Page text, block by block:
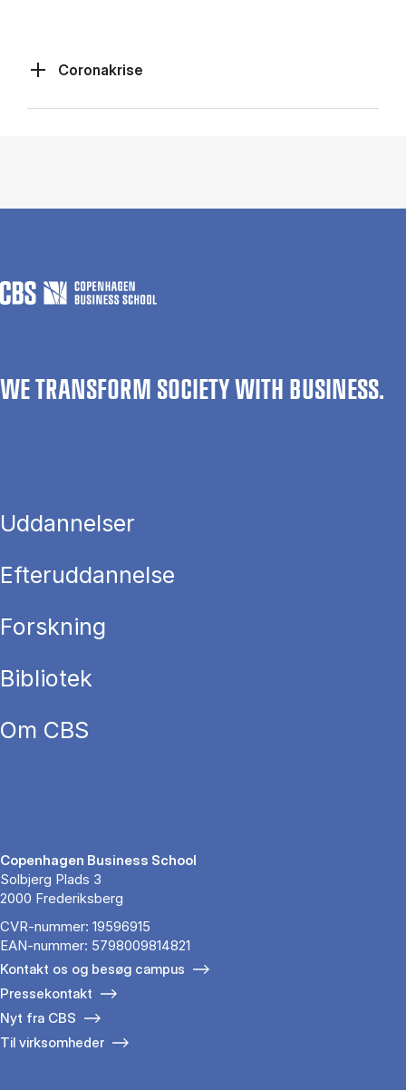
Coronakrise
WE TRANSFORM SOCIETY WITH BUSINESS.
Uddannelser
Efteruddannelse
Forskning
Bibliotek
Om CBS
Copenhagen Business School
Solbjerg Plads 3
2000 Frederiksberg
CVR-nummer: 19596915
EAN-nummer: 5798009814821
Kontakt os og besøg campus
Pressekontakt
Nyt fra CBS
Til virksomheder